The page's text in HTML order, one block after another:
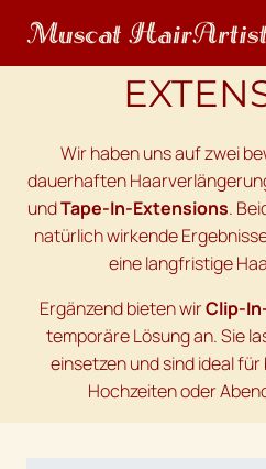
Inhalt
springen
Wir haben uns auf zwei
dauerhaften
undTape-In-Extensions.
natürlich wirkende
eine langfristige
Ergänzend bieten wirClip-
temporäre Lösung an. Sie
einsetzen und sind ideal
Hochzeiten oder